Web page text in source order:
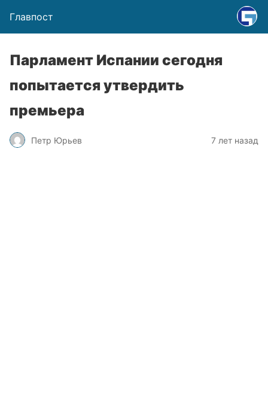
Главпост
Парламент Испании сегодня
попытается утвердить
премьера
Петр Юрьев 7 лет назад